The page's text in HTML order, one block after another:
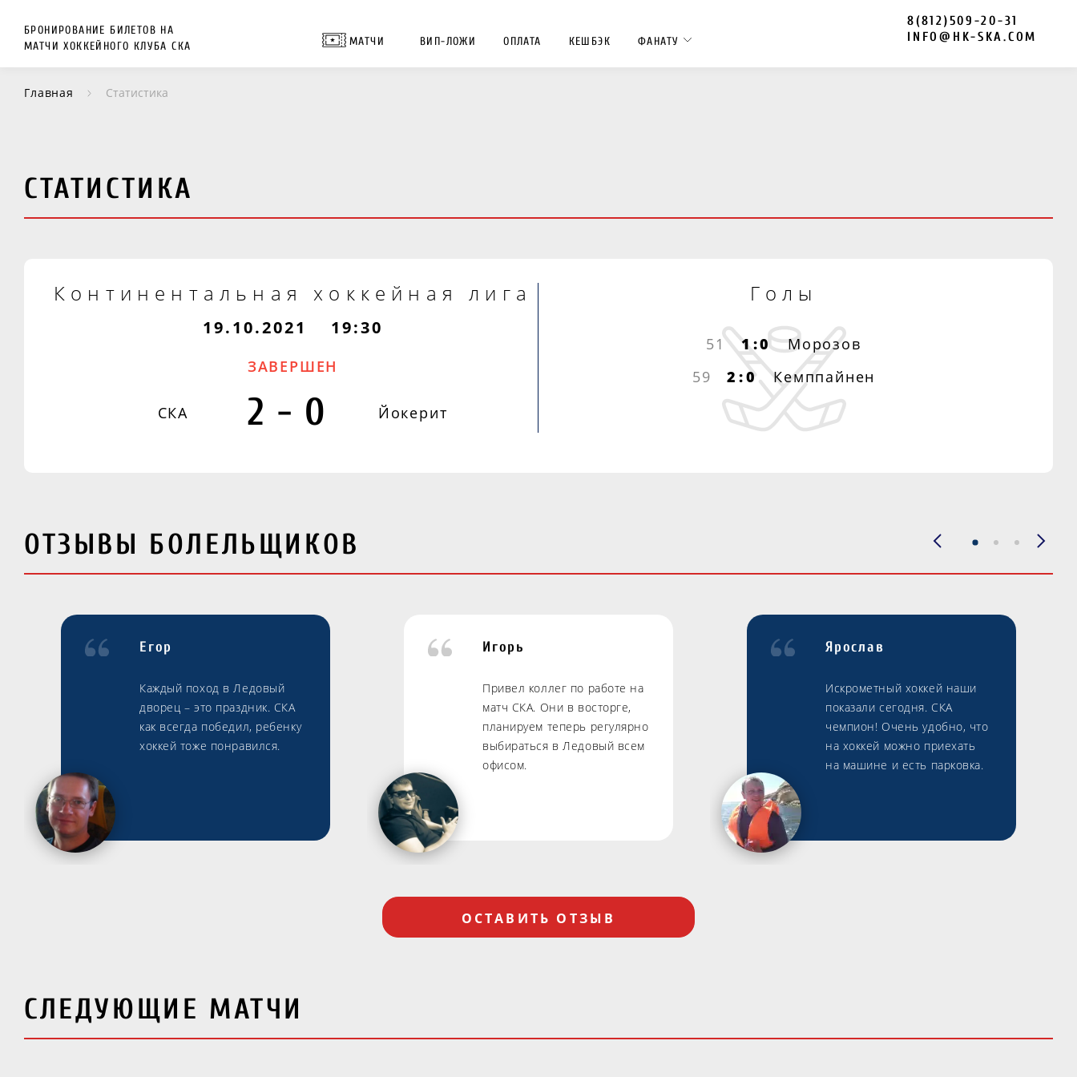
БРОНИРОВАНИЕ БИЛЕТОВ НА
МАТЧИ ХОККЕЙНОГО КЛУБА СКА
МАТЧИ ВИП-ЛОЖИ ОПЛАТА КЕШБЭК ФАНАТУ
8(812)509-20-31
INFO@HK-SKA.COM
Главная Статистика
СТАТИСТИКА
Континентальная хоккейная лига
19.10.2021 19:30
ЗАВЕРШЕН
СКА 2-0 Йокерит
Голы
51 1:0
Морозов
59
2:0 Кемппайнен
ОТЗЫВЫ БОЛЕЛЬЩИКОВ
Егор
Каждый поход в Ледовый
дворец – это праздник. СКА
как всегда победил, ребенку
хоккей тоже понравился.
Игорь
Привел коллег по работе на
матч СКА. Они в восторге,
планируем теперь регулярно
выбираться в Ледовый всем
офисом.
Ярослав
Искрометный хоккей наши
показали сегодня. СКА
чемпион! Очень удобно, что
на хоккей можно приехать
на машине и есть парковка.
ОСТАВИТЬ ОТЗЫВ
СЛЕДУЮЩИЕ МАТЧИ